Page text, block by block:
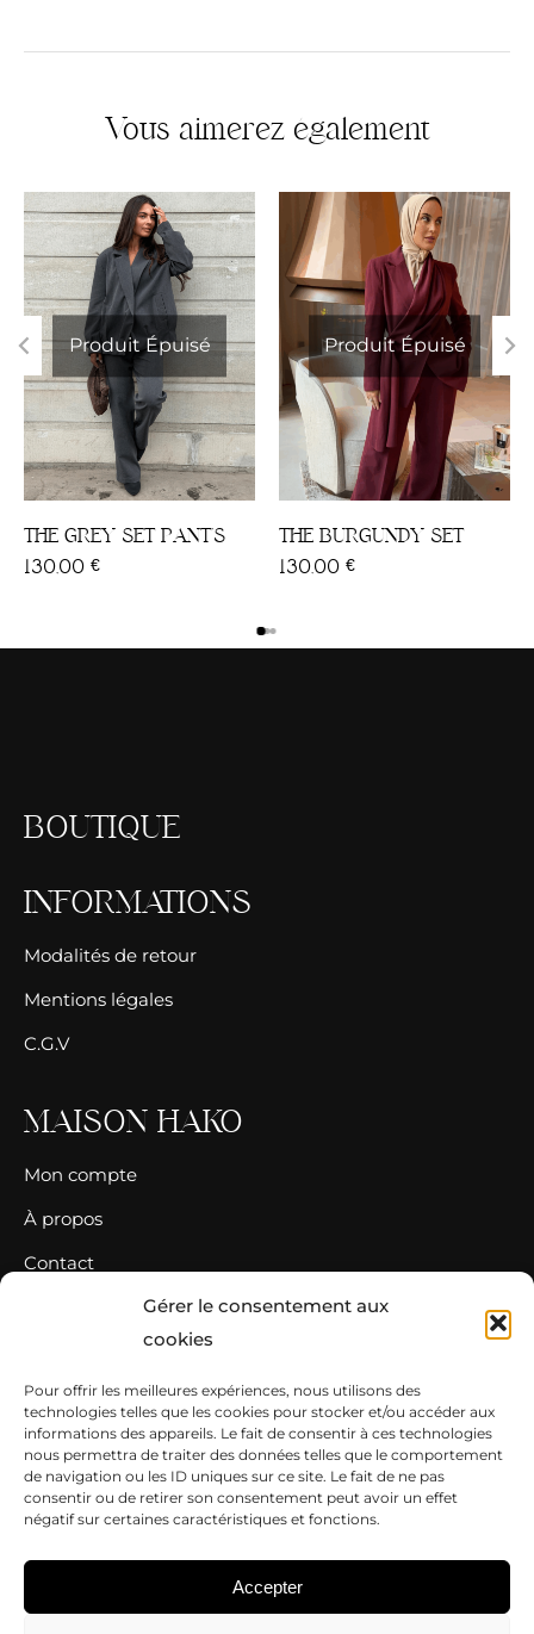
Gérer le consentement aux
cookies
Pour offrir les meilleures expériences, nous utilisons des
technologies telles que les cookies pour stocker et/ou accéder aux
informations des appareils. Le fait de consentir à ces technologies
nous permettra de traiter des données telles que le comportement
de navigation ou les ID uniques sur ce site. Le fait de ne pas
consentir ou de retirer son consentement peut avoir un effet
négatif sur certaines caractéristiques et fonctions.
Accepter
Vous aimerez également
XS/S M/L L/XL
Produit Épuisé
THE GREY SET PANT'S
130,00 €
XS/S S/M L/XL
Produit Épuisé
THE BURGUNDY SET
130,00 €
BOUTIQUE
INFORMATIONS
Modalités de retour
Mentions légales
C.G.V
MAISON HAKO
Mon compte
À propos
Contact
CONTACT
06 59 96 74 94‬
contact@maisonhako.com
maisonhako
[currency_switcher]